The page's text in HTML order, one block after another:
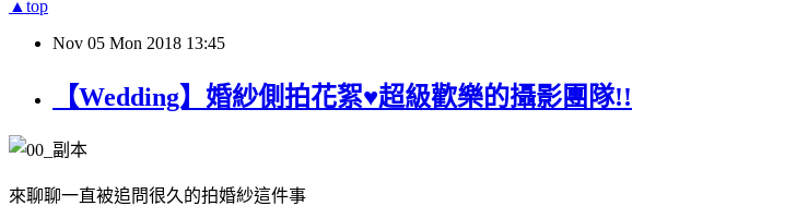
▲top
Nov 05 Mon 2018 13:45
【Wedding】婚紗側拍花絮♥超級歡樂的攝影團隊!!
來聊聊一直被追問很久的拍婚紗這件事